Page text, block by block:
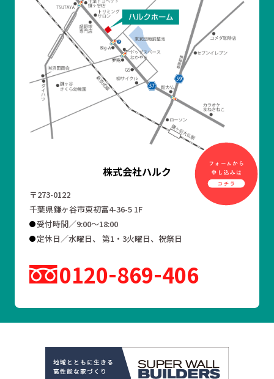
株式会社ハルク
〒273-0122
千葉県鎌ヶ谷市東初富4-36-5 1F
受付時間／9:00～18:00
定休日／水曜日、 第1・3火曜日、祝祭日
0120 869 406